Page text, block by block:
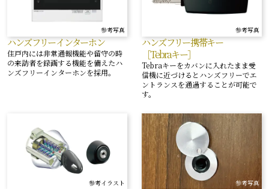
参考写真
ハンズフリーインターホン
住戸内には非常通報機能や留守の時
の来訪者を録画する機能を備えたハ
ンズフリーインターホンを採用。
参考写真
ハンズフリー携帯キー
［Tebraキー］
Tebraキーをカバンに入れたまま受
信機に近づけるとハンズフリーでエ
ントランスを通過することが可能で
す。
参考イラスト 参考写真